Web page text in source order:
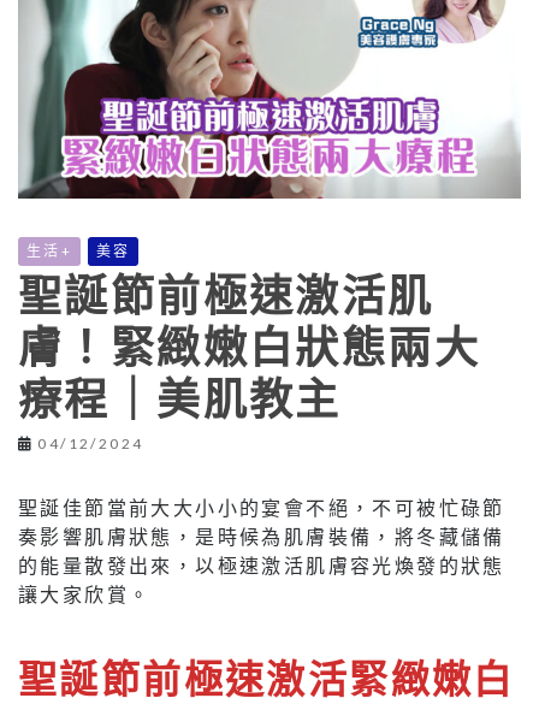
生活+ 美容
聖誕節前極速激活肌
膚！緊緻嫩白狀態兩大
療程｜美肌教主
04/12/2024
聖誕佳節當前大大小小的宴會不絕，不可被忙碌節
奏影響肌膚狀態，是時候為肌膚裝備，將冬藏儲備
的能量散發出來，以極速激活肌膚容光煥發的狀態
讓大家欣賞。
聖誕節前極速激活緊緻嫩白